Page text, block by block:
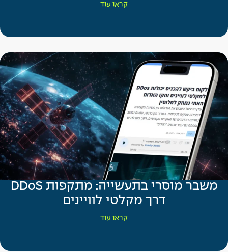
קראו עוד
משבר מוסרי בתעשייה: מתקפות DDoS
דרך מקלטי לוויינים
קראו עוד